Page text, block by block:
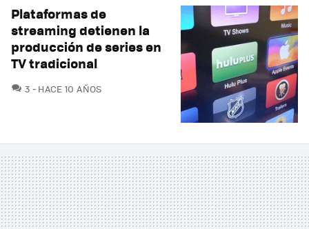
Plataformas de
streaming detienen la
producción de series en
TV tradicional
3 COMENTARIOS
HACE 10 AÑOS